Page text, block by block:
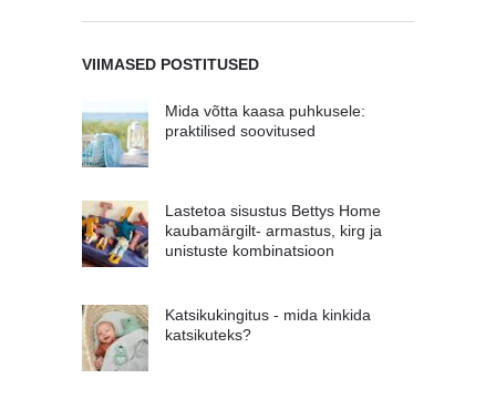
VIIMASED POSTITUSED
Mida võtta kaasa puhkusele:
praktilised soovitused
Lastetoa sisustus Bettys Home
kaubamärgilt- armastus, kirg ja
unistuste kombinatsioon
Katsikukingitus - mida kinkida
katsikuteks?